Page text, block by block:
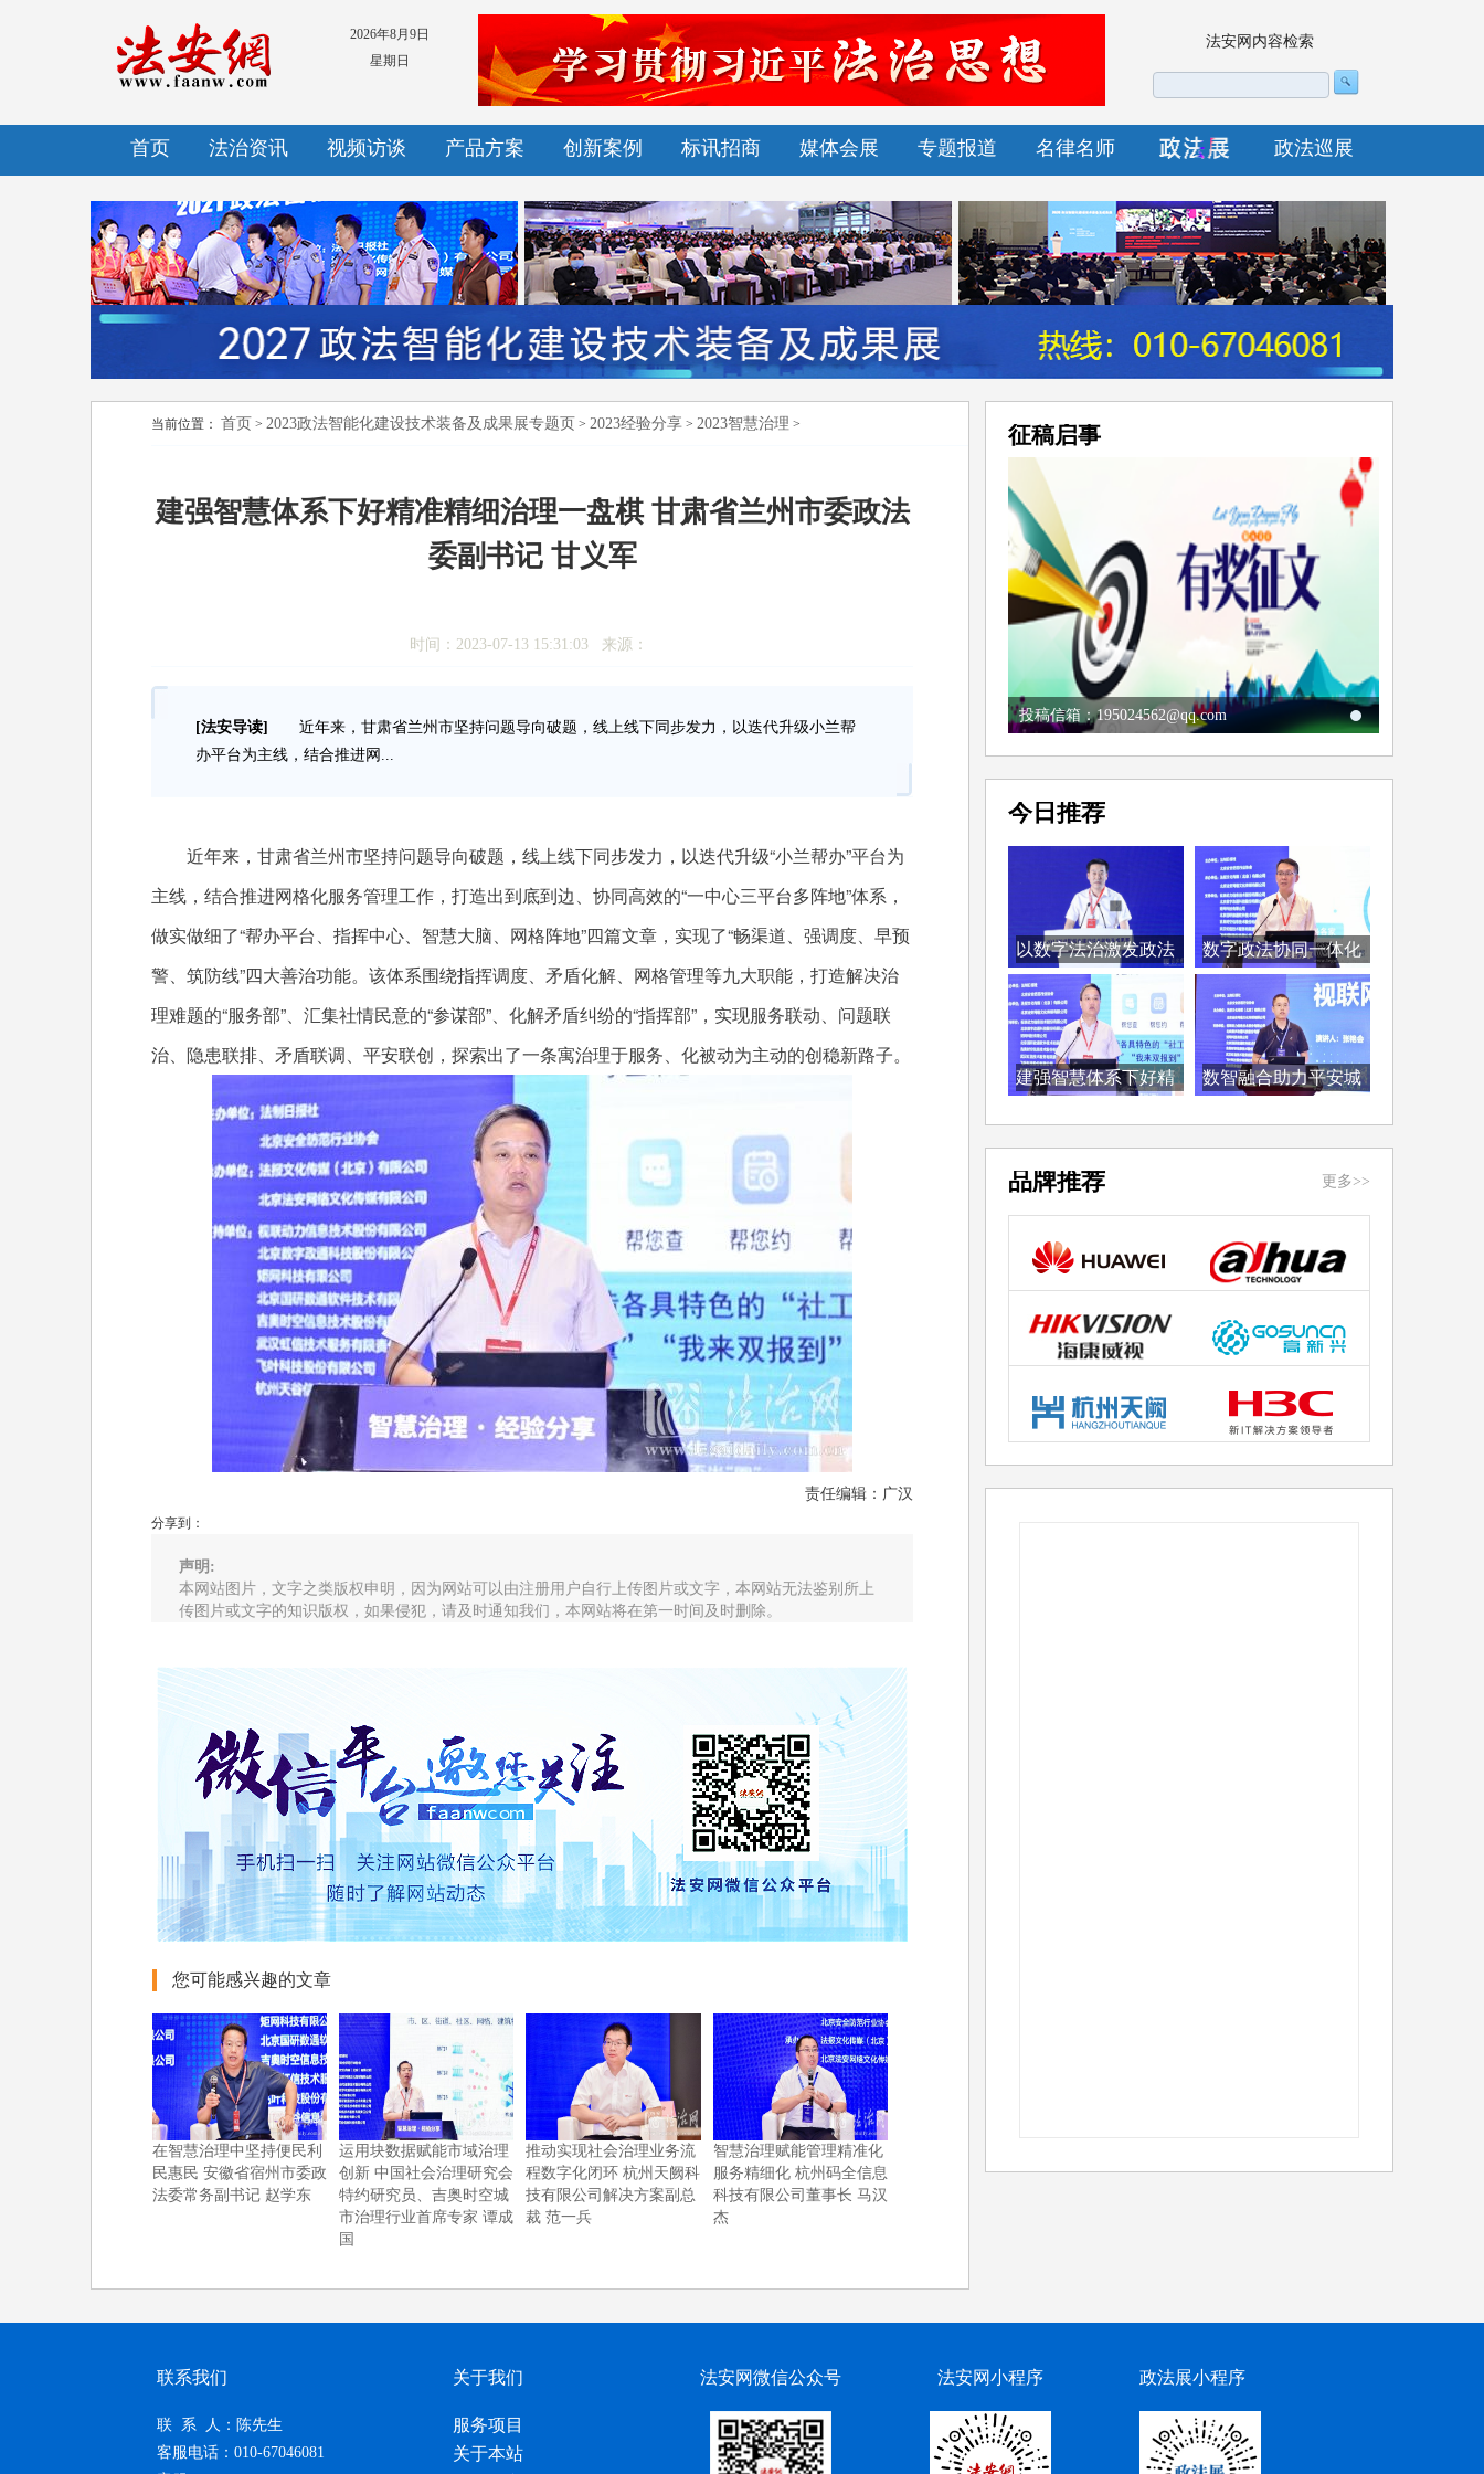
2026年8月9日
星期日
法安网内容检索
首页 法治资讯 视频访谈 产品方案 创新案例 标讯招商 媒体会展 专题报道 名律名师 政法巡展
当前位置： 首页 > 2023政法智能化建设技术装备及成果展专题页 > 2023经验分享 > 2023智慧治理 >
建强智慧体系下好精准精细治理一盘棋 甘肃省兰州市委政法
委副书记 甘义军
时间：2023-07-13 15:31:03 来源：
[法安导读]
近年来，甘肃省兰州市坚持问题导向破题，线上线下同步发力，以迭代升级小兰帮
办平台为主线，结合推进网...
近年来，甘肃省兰州市坚持问题导向破题，线上线下同步发力，以迭代升级“小兰帮办”平台为
主线，结合推进网格化服务管理工作，打造出到底到边、协同高效的“一中心三平台多阵地”体系，
做实做细了“帮办平台、指挥中心、智慧大脑、网格阵地”四篇文章，实现了“畅渠道、强调度、早预
警、筑防线”四大善治功能。该体系围绕指挥调度、矛盾化解、网格管理等九大职能，打造解决治
理难题的“服务部”、汇集社情民意的“参谋部”、化解矛盾纠纷的“指挥部”，实现服务联动、问题联
治、隐患联排、矛盾联调、平安联创，探索出了一条寓治理于服务、化被动为主动的创稳新路子。
责任编辑：广汉
分享到：
声明:
本网站图片，文字之类版权申明，因为网站可以由注册用户自行上传图片或文字，本网站无法鉴别所上
传图片或文字的知识版权，如果侵犯，请及时通知我们，本网站将在第一时间及时删除。
您可能感兴趣的文章
在智慧治理中坚持便民利
民惠民 安徽省宿州市委政
法委常务副书记 赵学东
运用块数据赋能市域治理
创新 中国社会治理研究会
特约研究员、吉奥时空城
市治理行业首席专家 谭成
国
推动实现社会治理业务流
程数字化闭环 杭州天阙科
技有限公司解决方案副总
裁 范一兵
智慧治理赋能管理精准化
服务精细化 杭州码全信息
科技有限公司董事长 马汉
杰
征稿启事
投稿信箱：195024562@qq.com
今日推荐
以数字法治激发政法
工...
数字政法协同一体化
取...
建强智慧体系下好精
数智融合助力平安城
品牌推荐 更多>>
联系我们
联 系 人：陈先生
客服电话：010-67046081
关于我们
服务项目
关于本站
法安网微信公众号 法安网小程序 政法展小程序